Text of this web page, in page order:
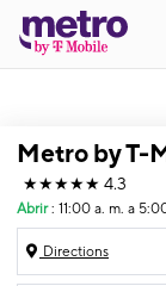
Metro by T-
★★★★★ 4.3
Abrir : 11:00 a. m. a
Directions